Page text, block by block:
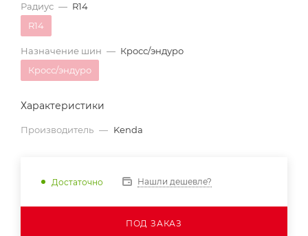
Радиус — R14
R14
Назначение шин — Кросс/эндуро
Кросс/эндуро
Характеристики
Производитель — Kenda
Достаточно Нашли дешевле?
ПОД ЗАКАЗ